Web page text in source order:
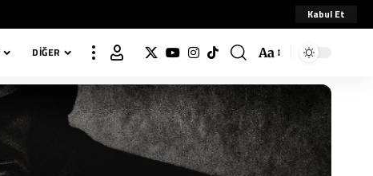
Kabul Et
DIĞER Aa